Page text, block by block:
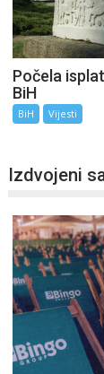
Počela
BiH
BiH Vijesti
Izdvojeni